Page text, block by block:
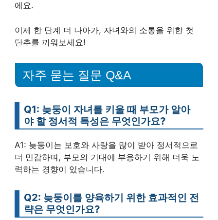
에요.
이제 한 단계 더 나아가, 자녀와의 소통을 위한 첫
단추를 끼워보세요!
자주 묻는 질문 Q&A
Q1: 늦둥이 자녀를 키울 때 부모가 알아
야 할 정서적 특성은 무엇인가요?
A1: 늦둥이는 보호와 사랑을 많이 받아 정서적으로
더 민감하며, 부모의 기대에 부응하기 위해 더욱 노
력하는 경향이 있습니다.
Q2: 늦둥이를 양육하기 위한 효과적인 전
략은 무엇인가요?